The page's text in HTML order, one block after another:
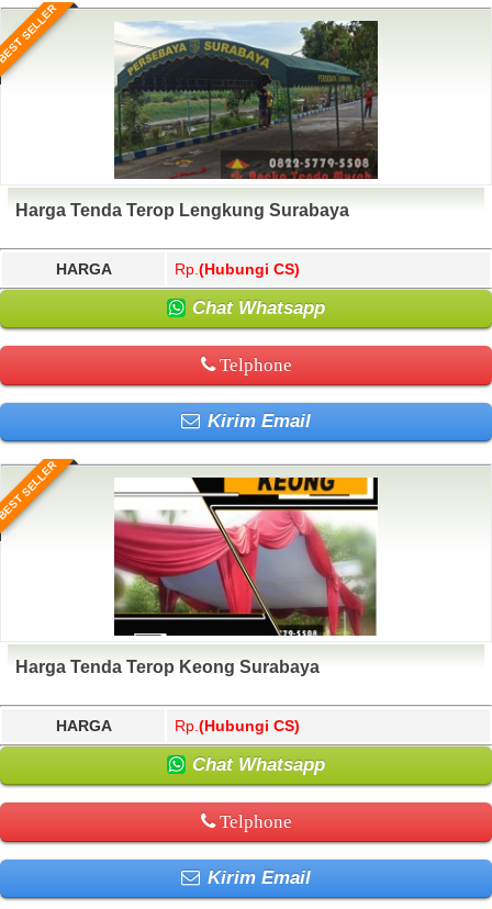
SELLER
Harga Tenda Terop Lengkung Surabaya
HARGA Rp. (Hubungi CS)
Chat Whatsapp
Telphone
Kirim Email
SELLER
Harga Tenda Terop Keong Surabaya
HARGA Rp. (Hubungi CS)
Chat Whatsapp
Telphone
Kirim Email